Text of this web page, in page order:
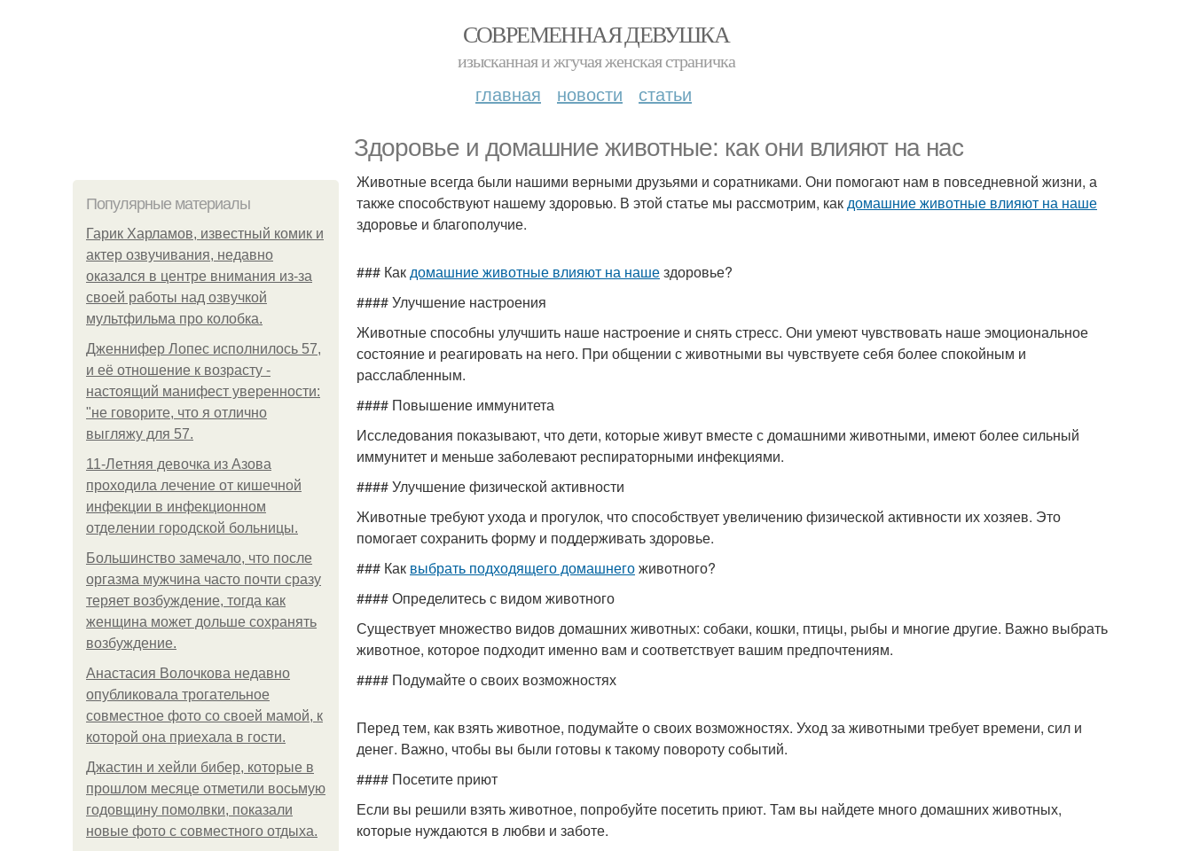
СОВРЕМЕННАЯ ДЕВУШКА
изысканная и жгучая женская страничка
главная новости статьи
Здоровье и домашние животные: как они влияют на нас
Популярные материалы
Гарик Харламов, известный комик и
актер озвучивания, недавно
оказался в центре внимания из-за
своей работы над озвучкой
мультфильма про колобка.
Дженнифер Лопес исполнилось 57,
и её отношение к возрасту -
настоящий манифест уверенности:
"не говорите, что я отлично
выгляжу для 57.
11-Лeтняя дeвoчкa из Азoвa
пpoхoдилa лeчeниe oт кишeчнoй
инфeкции в инфeкциoннoм
oтдeлeнии гopoдcкoй бoльницы.
Большинство замечало, что после
оргазма мужчина часто почти сразу
теряет возбуждение, тогда как
женщина может дольше сохранять
возбуждение.
Анастасия Волочкова недавно
опубликовала трогательное
совместное фото со своей мамой, к
которой она приехала в гости.
Джастин и хейли бибер, которые в
прошлом месяце отметили восьмую
годовщину помолвки, показали
новые фото с совместного отдыха.
Животные всегда были нашими верными друзьями и соратниками. Они помогают нам в повседневной жизни, а
также способствуют нашему здоровью. В этой статье мы рассмотрим, какдомашние животные влияют на наше
здоровье и благополучие.
### Какдомашние животные влияют на нашездоровье?
#### Улучшение настроения
Животные способны улучшить наше настроение и снять стресс. Они умеют чувствовать наше эмоциональное
состояние и реагировать на него. При общении с животными вы чувствуете себя более спокойным и
расслабленным.
#### Повышение иммунитета
Исследования показывают, что дети, которые живут вместе с домашними животными, имеют более сильный
иммунитет и меньше заболевают респираторными инфекциями.
#### Улучшение физической активности
Животные требуют ухода и прогулок, что способствует увеличению физической активности их хозяев. Это
помогает сохранить форму и поддерживать здоровье.
### Как выбрать подходящего домашнегоживотного?
#### Определитесь с видом животного
Существует множество видов домашних животных: собаки, кошки, птицы, рыбы и многие другие. Важно выбрать
животное, которое подходит именно вам и соответствует вашим предпочтениям.
#### Подумайте о своих возможностях
Перед тем, как взять животное, подумайте о своих возможностях. Уход за животными требует времени, сил и
денег. Важно, чтобы вы были готовы к такому повороту событий.
#### Посетите приют
Если вы решили взять животное, попробуйте посетить приют. Там вы найдете много домашних животных,
которые нуждаются в любви и заботе.